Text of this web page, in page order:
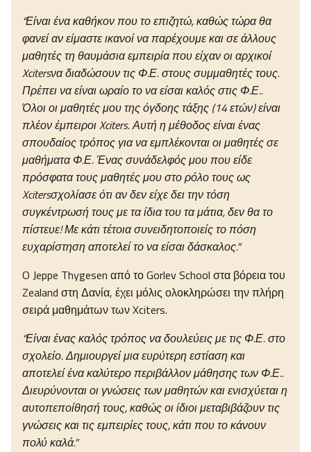
“Είναι ένα καθήκον που το επιζητώ, καθώς τώρα θα
φανεί αν είμαστε ικανοί να παρέχουμε και σε άλλους
μαθητές τη θαυμάσια εμπειρία που είχαν οι αρχικοί
Xcitersνα διαδώσουν τις Φ.Ε. στους συμμαθητές τους.
Πρέπει να είναι ωραίο το να είσαι καλός στις Φ.Ε..
Όλοι οι μαθητές μου της όγδοης τάξης (14 ετών) είναι
πλέον έμπειροιXciters. Αυτή η μέθοδος είναι ένας
σπουδαίος τρόπος για να εμπλέκονται οι μαθητές σε
μαθήματα Φ.Ε. Ένας συνάδελφός μου που είδε
πρόσφατα τους μαθητές μου στο ρόλο τους ως
Xcitersσχολίασε ότι αν δεν είχε δει την τόση
συγκέντρωσή τους με τα ίδια του τα μάτια, δεν θα το
πίστευε! Με κάτι τέτοια συνειδητοποιείς το πόση
ευχαρίστηση αποτελεί το να είσαι δάσκαλος.”
O Jeppe Thygesen από το Gorlev School στα βόρεια του
Zealand στη Δανία, έχει μόλις ολοκληρώσει την πλήρη
σειρά μαθημάτων των Xciters.
“Είναι ένας καλός τρόπος να δουλεύεις με τις Φ.Ε. στο
σχολείο. Δημιουργεί μια ευρύτερη εστίαση και
αποτελεί ένα καλύτερο περιβάλλον μάθησης των Φ.Ε..
Διευρύνονται οι γνώσεις των μαθητών και ενισχύεται η
αυτοπεποίθησή τους, καθώς οι ίδιοι μεταβιβάζουν τις
γνώσεις και τις εμπειρίες τους, κάτι που το κάνουν
πολύ καλά.”